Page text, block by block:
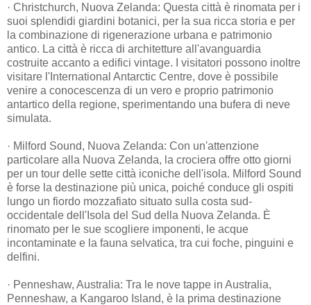
· Christchurch, Nuova Zelanda: Questa città è rinomata per i
suoi splendidi giardini botanici, per la sua ricca storia e per
la combinazione di rigenerazione urbana e patrimonio
antico. La città è ricca di architetture all'avanguardia
costruite accanto a edifici vintage. I visitatori possono inoltre
visitare l'International Antarctic Centre, dove è possibile
venire a conocescenza di un vero e proprio patrimonio
antartico della regione, sperimentando una bufera di neve
simulata.
· Milford Sound, Nuova Zelanda: Con un'attenzione
particolare alla Nuova Zelanda, la crociera offre otto giorni
per un tour delle sette città iconiche dell'isola. Milford Sound
è forse la destinazione più unica, poiché conduce gli ospiti
lungo un fiordo mozzafiato situato sulla costa sud-
occidentale dell'Isola del Sud della Nuova Zelanda. È
rinomato per le sue scogliere imponenti, le acque
incontaminate e la fauna selvatica, tra cui foche, pinguini e
delfini.
· Penneshaw, Australia: Tra le nove tappe in Australia,
Penneshaw, a Kangaroo Island, è la prima destinazione